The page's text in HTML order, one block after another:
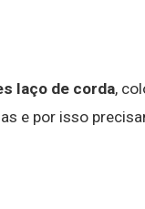
laço de corda,
e por isso